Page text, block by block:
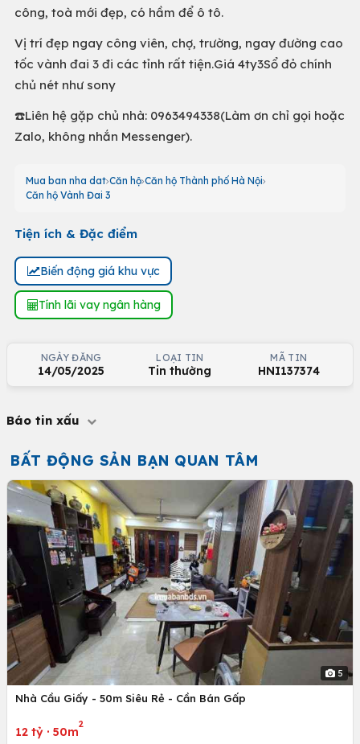
công, toà mới đẹp, có hầm để ô tô.
Vị trí đẹp ngay công viên, chợ, trường, ngay đường cao
tốc vành đai 3 đi các tỉnh rất tiện.Giá 4ty3Sổ đỏ chính
chủ nét như sony
☎️Liên hệ gặp chủ nhà: 0963494338(Làm ơn chỉ gọi hoặc
Zalo, không nhắn Messenger).
Mua ban nha dat Căn hộ Căn hộ Thành phố Hà Nội
Căn hộ Vành Đai 3
Tiện ích & Đặc điểm
Biến động giá khu vực
Tính lãi vay ngân hàng
NGÀY ĐĂNG
14/05/2025
LOẠI TIN
Tin thường
MÃ TIN
HNI137374
Báo tin xấu
BẤT ĐỘNG SẢN BẠN QUAN TÂM
5
Nhà Cầu Giấy - 50m Siêu Rẻ - Cần Bán Gấp
12 tỷ · 50m
2